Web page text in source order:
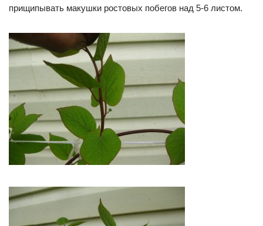
прищипывать макушки ростовых побегов над 5-6 листом.